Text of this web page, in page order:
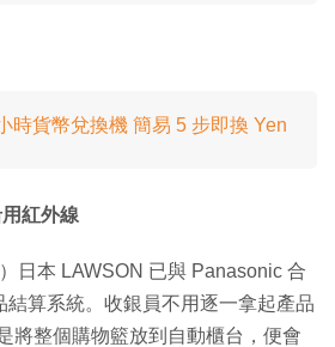
時貨幣兌換機 簡易 5 步即換 Yen
紅外線
日本 LAWSON 已與 Panasonic 合
結算系統。收銀員不用逐一拿起產品
將整個購物籃放到自動櫃台，便會